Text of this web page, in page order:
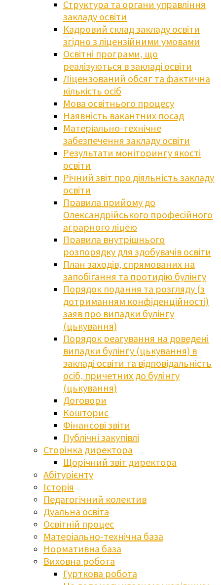
Структура та органи управління
закладу освіти
Кадровий склад закладу освіти
згідно з ліцензійними умовами
Освітні програми, що
реалізуються в закладі освіти
Ліцензований обсяг та фактична
кількість осіб
Мова освітнього процесу
Наявність вакантних посад
Матеріально-технічне
забезпечення закладу освіти
Результати моніторингу якості
освіти
Річний звіт про діяльність закладу
освіти
Правила прийому до
Олександрійського професійного
аграрного ліцею
Правила внутрішнього
розпорядку для здобувачів освіти
План заходів, спрямованих на
запобігання та протидію булінгу
Порядок подання та розгляду (з
дотриманням конфіденційності)
заяв про випадки булінгу
(цькування)
Порядок реагування на доведені
випадки булінгу (цькування) в
закладі освіти та відповідальність
осіб, причетних до булінгу
(цькування)
Договори
Кошторис
Фінансові звіти
Публічні закупівлі
Сторінка директора
Щорічний звіт директора
Абітурієнту
Історія
Педагогічний колектив
Дуальна освіта
Освітній процес
Матеріально-технічна база
Нормативна база
Виховна робота
Гурткова робота